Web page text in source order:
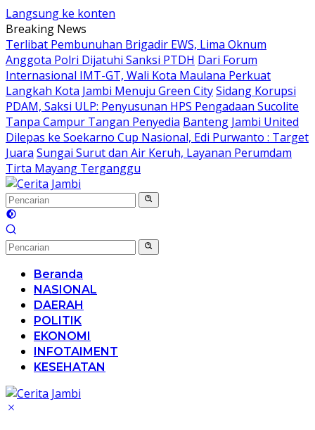
Langsung ke konten
Breaking News
Terlibat Pembunuhan Brigadir EWS, Lima Oknum
Anggota Polri Dijatuhi Sanksi PTDH Dari Forum
Internasional IMT-GT, Wali Kota Maulana Perkuat
Langkah Kota Jambi Menuju Green CitySidang Korupsi
PDAM, Saksi ULP: Penyusunan HPS Pengadaan Sucolite
Tanpa Campur Tangan Penyedia Banteng Jambi United
Dilepas ke Soekarno Cup Nasional, Edi Purwanto : Target
Juara Sungai Surut dan Air Keruh, Layanan Perumdam
Tirta Mayang Terganggu
Beranda
NASIONAL
DAERAH
POLITIK
EKONOMI
INFOTAIMENT
KESEHATAN